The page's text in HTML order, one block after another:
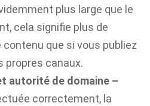
plus large que le
cela signifie plus de
contenu que si vous publiez
propres canaux.
autorité de domaine –
correctement, la